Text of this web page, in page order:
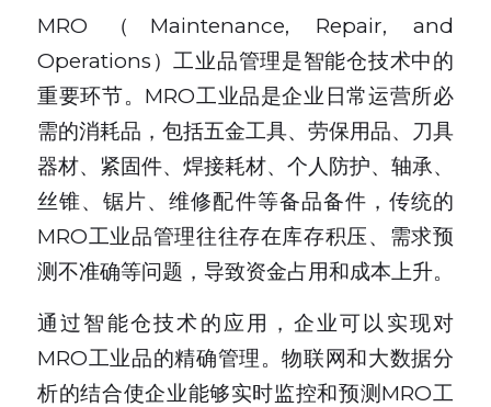
MRO（Maintenance, Repair, and
Operations）工业品管理是智能仓技术中的
重要环节。MRO工业品是企业日常运营所必
需的消耗品，包括五金工具、劳保用品、刀具
器材、紧固件、焊接耗材、个人防护、轴承、
丝锥、锯片、维修配件等备品备件，传统的
MRO工业品管理往往存在库存积压、需求预
测不准确等问题，导致资金占用和成本上升。
通过智能仓技术的应用，企业可以实现对
MRO工业品的精确管理。物联网和大数据分
析的结合使企业能够实时监控和预测MRO工